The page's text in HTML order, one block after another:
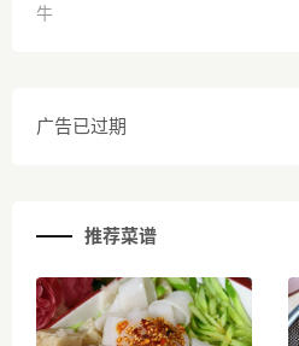
牛
广告已过期
推荐菜谱